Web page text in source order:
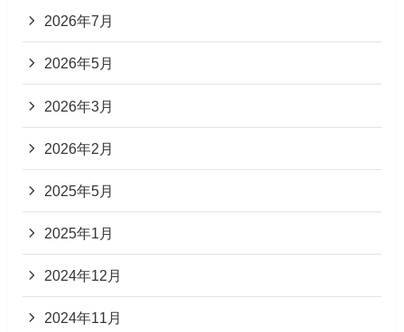
2026年7月
2026年5月
2026年3月
2026年2月
2025年5月
2025年1月
2024年12月
2024年11月